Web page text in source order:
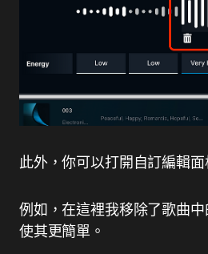
此外，你可以打開自訂編輯
例如，在這裡我移除了歌曲中
使其更簡單。